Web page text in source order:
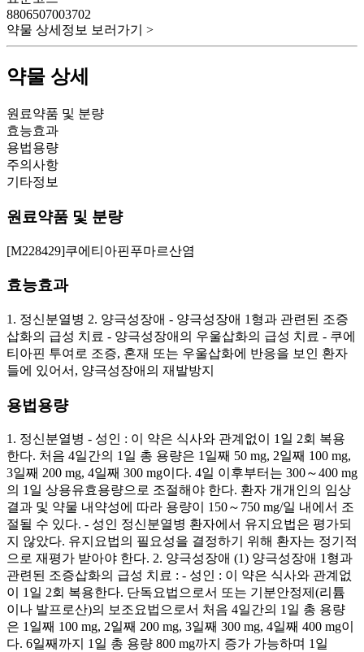
8806507003702
약물 상세정보 보러가기 >
약물 상세
원료약품 및 분량
효능효과
용법용량
주의사항
기타정보
원료약품 및 분량
[M228429]쿠에티아핀푸마르산염
효능효과
1. 정신분열병 2. 양극성장애 - 양극성장애 1형과 관련된 조증
삽화의 급성 치료 - 양극성장애의 우울삽화의 급성 치료 - 쿠에
티아핀 투여로 조증, 혼재 또는 우울삽화에 반응을 보인 환자
들에 있어서, 양극성장애의 재발방지
용법용량
1. 정신분열병 - 성인 : 이 약은 식사와 관계없이 1일 2회 복용
한다. 처음 4일간의 1일 총 용량은 1일째 50 mg, 2일째 100 mg,
3일째 200 mg, 4일째 300 mg이다. 4일 이후부터는 300～400 mg
의 1일 상용유효용량으로 조절해야 한다. 환자 개개인의 임상
결과 및 약물 내약성에 따라 용량이 150～750 mg/일 내에서 조
절될 수 있다. - 성인 정신분열병 환자에서 유지요법은 평가되
지 않았다. 유지요법의 필요성을 결정하기 위해 환자는 정기적
으로 재평가 받아야 한다. 2. 양극성장애 (1) 양극성장애 1형과
관련된 조증삽화의 급성 치료 : - 성인 : 이 약은 식사와 관계없
이 1일 2회 복용한다. 단독요법으로서 또는 기분안정제(리튬
이나 발프로산)의 보조요법으로서 처음 4일간의 1일 총 용량
은 1일째 100 mg, 2일째 200 mg, 3일째 300 mg, 4일째 400 mg이
다. 6일째까지 1일 총 용량 800 mg까지 증가 가능하며 1일